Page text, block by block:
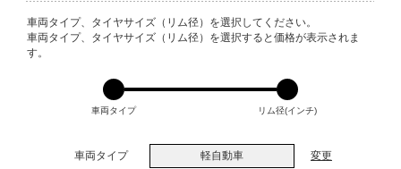
VARIATIONS
車両タイプ、タイヤサイズ（リム径）を選択してください。
車両タイプ、タイヤサイズ（リム径）を選択すると価格が表示されま
す。
車両タイプ リム径(インチ)
車両タイプ 軽自動車 変更